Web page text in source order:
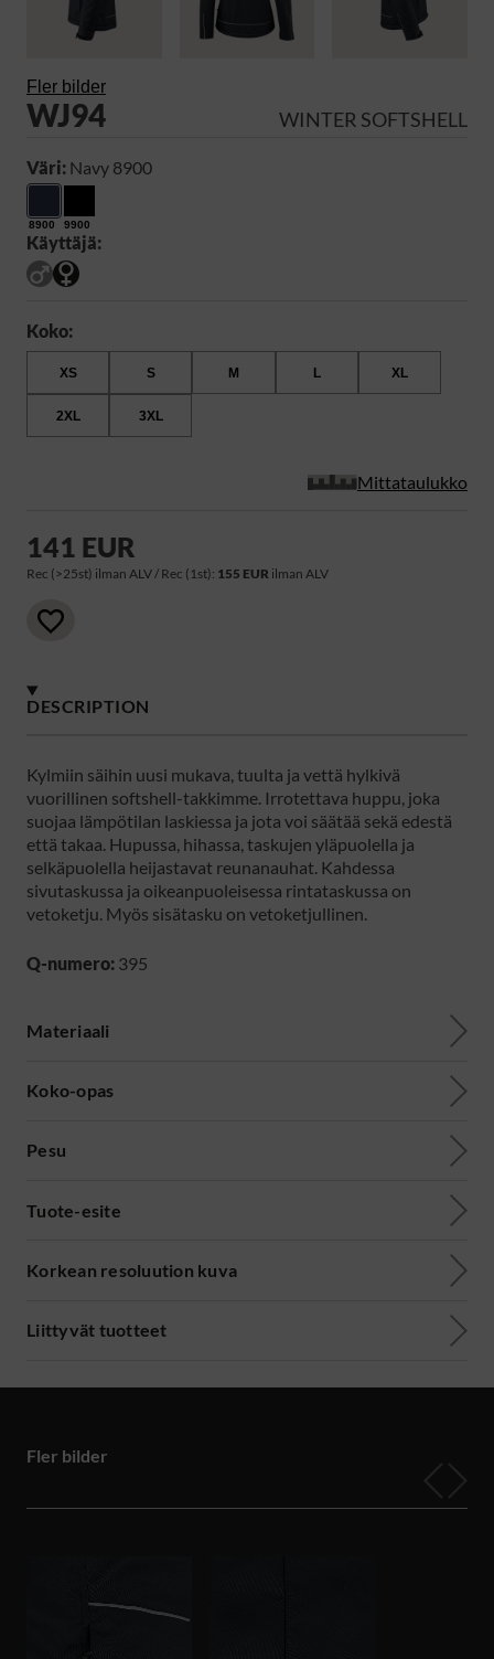
Fler bilder
WJ94 WINTER SOFTSHELL
Väri: Navy 8900
8900 9900
Käyttäjä:
Koko:
XS S M L XL
2XL 3XL
Mittataulukko
141 EUR
Rec (>25st) ilman ALV / Rec (1st): 155 EUR ilman ALV
DESCRIPTION
Kylmiin säihin uusi mukava, tuulta ja vettä hylkivä
vuorillinen softshell-takkimme. Irrotettava huppu, joka
suojaa lämpötilan laskiessa ja jota voi säätää sekä edestä
että takaa. Hupussa, hihassa, taskujen yläpuolella ja
selkäpuolella heijastavat reunanauhat. Kahdessa
sivutaskussa ja oikeanpuoleisessa rintataskussa on
vetoketju. Myös sisätasku on vetoketjullinen.
Q-numero: 395
Materiaali
Koko-opas
Pesu
Tuote-esite
Korkean resoluution kuva
Liittyvät tuotteet
Fler bilder